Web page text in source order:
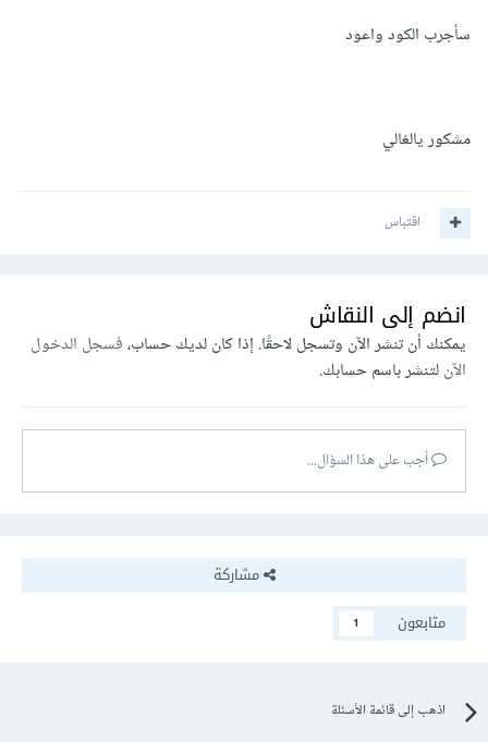
سأجرب الكود واعود
مشكور يالغالي
اقتباس
انضم إلى النقاش
يمكنك أن تنشر الآن وتسجل لاحقًا. إذا كان لديك حساب،فسجل الدخول
الآنلتنشر باسم حسابك.
أجب على هذا السؤال...
مشاركة
متابعون
1
اذهب إلى قائمة الأسئلة